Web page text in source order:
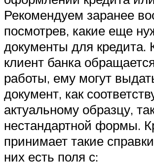
Рекомендуем заранее
посмотрев, какие еще
документы для кредита.
клиент банка
работы, ему могут
документ, как
актуальному образцу,
нестандартной формы.
принимает такие
них есть поля с: